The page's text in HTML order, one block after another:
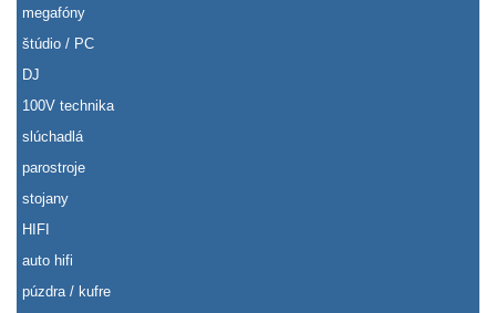
megafóny
štúdio / PC
DJ
100V technika
slúchadlá
parostroje
stojany
HIFI
auto hifi
púzdra / kufre